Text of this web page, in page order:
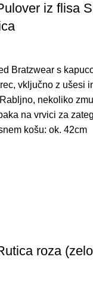
iz flisa
Bratzwear s
vključno z ušesi
nekoliko
na vrvici za
košu: ok. 42cm
roza